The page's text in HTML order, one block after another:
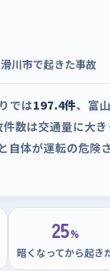
川市で起きた事故
では197.4件、富
数は交通量に大き
自体が運転の危険
25%
暗くなってから起き